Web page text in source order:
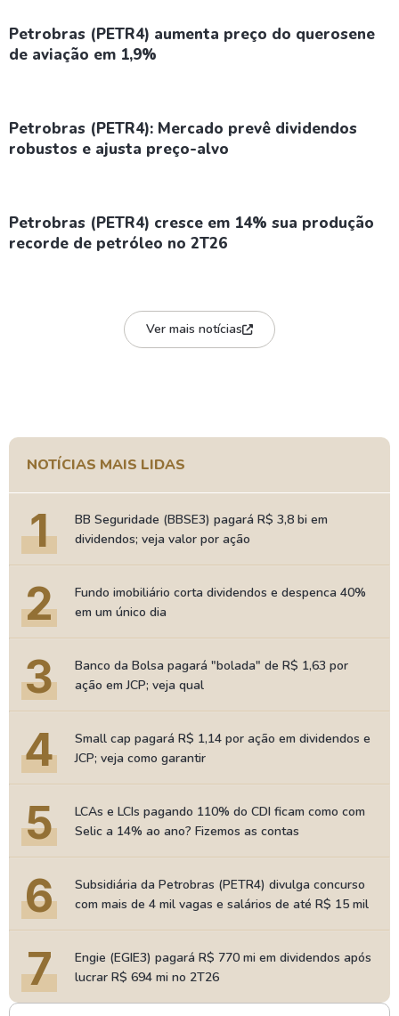
Petrobras (PETR4) aumenta preço do querosene
de aviação em 1,9%
Petrobras (PETR4): Mercado prevê dividendos
robustos e ajusta preço-alvo
Petrobras (PETR4) cresce em 14% sua produção
recorde de petróleo no 2T26
Ver mais notícias
NOTÍCIAS MAIS LIDAS
1
BB Seguridade (BBSE3) pagará R$ 3,8 bi em
dividendos; veja valor por ação
2
Fundo imobiliário corta dividendos e despenca 40%
em um único dia
3
Banco da Bolsa pagará "bolada" de R$ 1,63 por
ação em JCP; veja qual
4
Small cap pagará R$ 1,14 por ação em dividendos e
JCP; veja como garantir
5
LCAs e LCIs pagando 110% do CDI ficam como com
Selic a 14% ao ano? Fizemos as contas
6
Subsidiária da Petrobras (PETR4) divulga concurso
com mais de 4 mil vagas e salários de até R$ 15 mil
7
Engie (EGIE3) pagará R$ 770 mi em dividendos após
lucrar R$ 694 mi no 2T26